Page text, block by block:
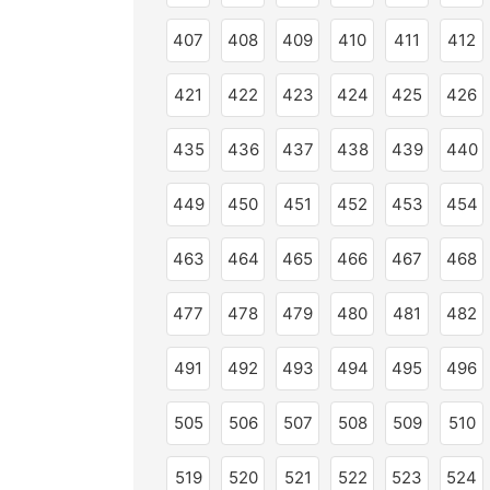
407 408 409 410 411 412
421 422 423 424 425 426
435 436 437 438 439 440
449 450 451 452 453 454
463 464 465 466 467 468
477 478 479 480 481 482
491 492 493 494 495 496
505 506 507 508 509 510
519 520 521 522 523 524